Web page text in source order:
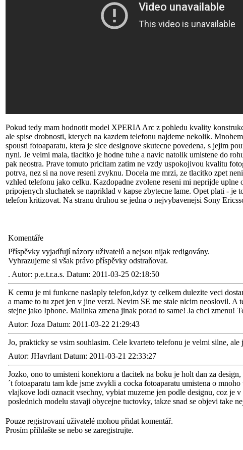
Pokud tedy mam hodnotit model XPERIA Arc z pohledu kvality
ale spise drobnosti, kterych na kazdem telefonu najdeme nekolik.
spousti fotoaparatu, ktera je sice designove skutecne povedena, s jejim
nyni. Je velmi mala, tlacitko je hodne tuhe a navic natolik umistene do
pak neostra. Prave tomuto pricitam zatim ne vzdy uspokojivou kvalitu
potrva, nez si na nove reseni zvyknu. Docela me mrzi, ze tlacitko zpet
vzhled telefonu jako celku. Kazdopadne zvolene reseni mi neprijde
pripojenych sluchatek se napriklad v kapse zbytecne lame. Opet plati -
telefon kritizovat. Na stranu druhou se jedna o nejvybavenejsi Sony
Komentáře
Příspěvky vyjadřují názory uživatelů a nejsou nijak redigovány.
Vyhrazujeme si však právo příspěvky odstraňovat.
. Autor: p.e.t.r.a.s. Datum: 2011-03-25 02:18:50
K cemu je mi funkcne naslaply telefon,kdyz ty celkem dulezite veci
a mame to tu zpet jen v jine verzi. Nevim SE me stale nicim neoslovil.
stejne jako Iphone. Malinka zmena jinak porad to same! Ja chci zmenu!
Autor: Joza Datum: 2011-03-22 21:29:43
Jo, prakticky se vsim souhlasim. Cele kvarteto telefonu je velmi silne,
Autor: JHavrlant Datum: 2011-03-21 22:33:27
Jozko, ono to umisteni konektoru a tlacitek na boku je holt dan za
´t fotoaparatu tam kde jsme zvykli a cocka fotoaparatu umistena o
vlajkove lodi oznacit vsechny, vybiat muzeme jen podle designu, coz je
poslednich modelu stavaji obycejne tuctovky, takze snad se objevi take
Pouze registrovaní uživatelé mohou přidat komentář.
Prosím přihlašte se nebo se zaregistrujte.